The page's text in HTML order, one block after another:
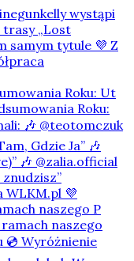
Roku: Ut
naszego P